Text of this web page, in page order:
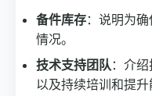
备件库存：说明为
情况。
技术支持团队 ：介
以及持续培训和提升